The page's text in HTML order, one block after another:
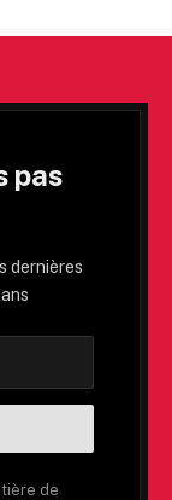
pas
dernières
de